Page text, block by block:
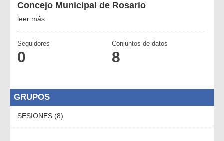
Concejo Municipal de Rosario
leer más
Seguidores
0
Conjuntos de datos
8
GRUPOS
SESIONES (8)